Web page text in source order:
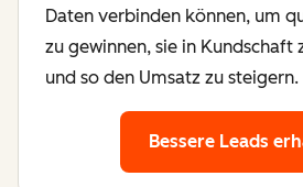
Daten verbinden können, um
zu gewinnen, sie in Kundschaft
und so den Umsatz zu steigern.
Bessere Leads